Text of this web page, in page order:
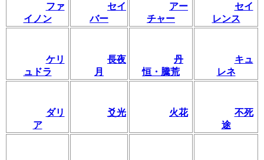
ファ
イノン
セイ
バー
アー
チャー
セイ
レンス
ケリ
ュドラ
長夜
月
丹
恒・騰荒
キュ
レネ
ダリ
ア
爻光 火花
不死
途